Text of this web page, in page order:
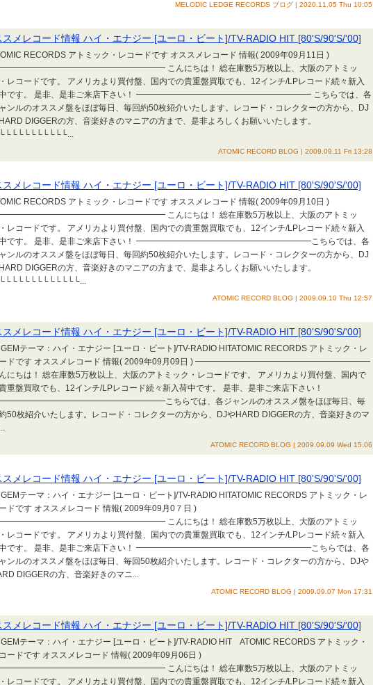
MELODIC LEDGE RECORDS ブログ | 2020.11.05 Thu 10:05
スメレコード情報 ハイ・エナジー [ユーロ・ビート]/TV-RADIO HIT [80'S/90'S/'00]
RECORDS アトミック・レコードです オススメレコード 情報( 2009年09月11日 )
こんにちは！ 総在庫数5万枚以上、大阪のアトミッ
レコードです。 アメリカより買付盤、国内での貴重盤買取でも、12インチ/LPレコード続々新入
です。 是非、是非ご来店下さい！ ━━━━━━━━━━━━━━━━━━━━━ こちらでは、各
ンルのオススメ盤をほぼ毎日、毎回約50枚紹介いたします。レコード・コレクターの方から、DJ
DIGGERの方、音楽好きのマニアの方まで、是非よろしくお願いいたします。
ATOMIC RECORD BLOG | 2009.09.11 Fri 13:28
スメレコード情報 ハイ・エナジー [ユーロ・ビート]/TV-RADIO HIT [80'S/90'S/'00]
RECORDS アトミック・レコードです オススメレコード 情報( 2009年09月10日 )
こんにちは！ 総在庫数5万枚以上、大阪のアトミッ
レコードです。 アメリカより買付盤、国内での貴重盤買取でも、12インチ/LPレコード続々新入
です。 是非、是非ご来店下さい！ ━━━━━━━━━━━━━━━━━━━━━こちらでは、各
ンルのオススメ盤をほぼ毎日、毎回約50枚紹介いたします。レコード・コレクターの方から、DJ
DIGGERの方、音楽好きのマニアの方まで、是非よろしくお願いいたします。
ATOMIC RECORD BLOG | 2009.09.10 Thu 12:57
スメレコード情報 ハイ・エナジー [ユーロ・ビート]/TV-RADIO HIT [80'S/90'S/'00]
テーマ：ハイ・エナジー [ユーロ・ビート]/TV-RADIO HITATOMIC RECORDS アトミック・レ
ドです オススメレコード 情報( 2009年09月09日 ) ━━━━━━━━━━━━━━━━━━━━━
にちは！ 総在庫数5万枚以上、大阪のアトミック・レコードです。 アメリカより買付盤、国内で
重盤買取でも、12インチ/LPレコード続々新入荷中です。 是非、是非ご来店下さい！
こちらでは、各ジャンルのオススメ盤をほぼ毎日、毎
50枚紹介いたします。レコード・コレクターの方から、DJやHARD DIGGERの方、音楽好きのマ
ATOMIC RECORD BLOG | 2009.09.09 Wed 15:06
スメレコード情報 ハイ・エナジー [ユーロ・ビート]/TV-RADIO HIT [80'S/90'S/'00]
テーマ：ハイ・エナジー [ユーロ・ビート]/TV-RADIO HITATOMIC RECORDS アトミック・レ
ドです オススメレコード 情報( 2009年09月0７日 )
こんにちは！ 総在庫数5万枚以上、大阪のアトミッ
レコードです。 アメリカより買付盤、国内での貴重盤買取でも、12インチ/LPレコード続々新入
です。 是非、是非ご来店下さい！ ━━━━━━━━━━━━━━━━━━━━━こちらでは、各
ンルのオススメ盤をほぼ毎日、毎回50枚紹介いたします。レコード・コレクターの方から、DJや
DIGGERの方、音楽好きのマニ...
ATOMIC RECORD BLOG | 2009.09.07 Mon 17:31
スメレコード情報 ハイ・エナジー [ユーロ・ビート]/TV-RADIO HIT [80'S/90'S/'00]
テーマ：ハイ・エナジー [ユーロ・ビート]/TV-RADIO HIT ATOMIC RECORDS アトミック・
ードです オススメレコード 情報( 2009年09月06日 )
こんにちは！ 総在庫数5万枚以上、大阪のアトミッ
レコードです。 アメリカより買付盤、国内での貴重盤買取でも、12インチ/LPレコード続々新入